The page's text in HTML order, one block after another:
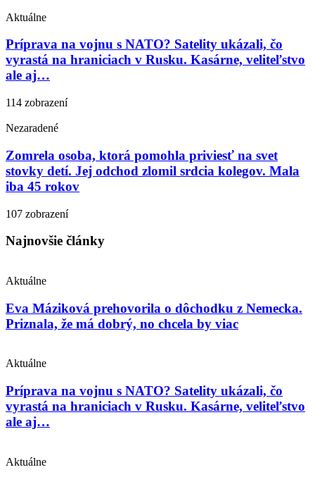
Aktuálne
Príprava na vojnu s NATO? Satelity ukázali, čo
vyrastá na hraniciach v Rusku. Kasárne, veliteľstvo
ale aj…
114 zobrazení
Nezaradené
Zomrela osoba, ktorá pomohla priviesť na svet
stovky detí. Jej odchod zlomil srdcia kolegov. Mala
iba 45 rokov
107 zobrazení
Najnovšie články
Aktuálne
Eva Máziková prehovorila o dôchodku z Nemecka.
Priznala, že má dobrý, no chcela by viac
Aktuálne
Príprava na vojnu s NATO? Satelity ukázali, čo
vyrastá na hraniciach v Rusku. Kasárne, veliteľstvo
ale aj…
Aktuálne